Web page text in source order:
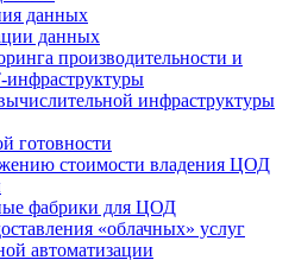
данных
данных
производительности и
инфраструктуры
инфраструктуры
готовности
стоимости владения ЦОД
фабрики для ЦОД
«облачных» услуг
автоматизации